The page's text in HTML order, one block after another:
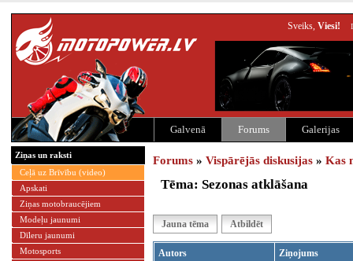
Sveiks, Viesi!
Galvenā Forums Galerijas
Ziņas un raksti
Ceļā uz Brīvību (video)
Apskati
Ziņas motobraucējiem
Modeļu jaunumi
Dīleru jaunumi
Motosports
Forums » Vispārējās diskusijas » Kas
Tēma: Sezonas atklāšana
Jauna tēma Atbildēt
Autors Ziņojums